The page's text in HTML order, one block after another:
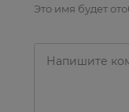
Это имя будет